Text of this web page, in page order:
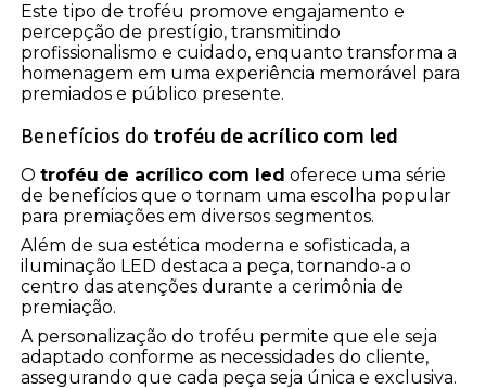
Este tipo de troféu promove engajamento e
percepção de prestígio, transmitindo
profissionalismo e cuidado, enquanto transforma a
homenagem em uma experiência memorável para
premiados e público presente.
Benefícios do troféu de acrílico com led
Otroféu de acrílico com led oferece uma série
de benefícios que o tornam uma escolha popular
para premiações em diversos segmentos.
Além de sua estética moderna e sofisticada, a
iluminação LED destaca a peça, tornando-a o
centro das atenções durante a cerimônia de
premiação.
A personalização do troféu permite que ele seja
adaptado conforme as necessidades do cliente,
assegurando que cada peça seja única e exclusiva.